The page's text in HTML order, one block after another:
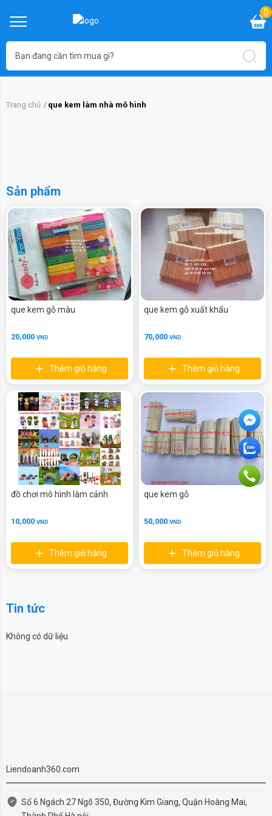
0
Trang chủ que kem làm nhà mô hình
Sản phẩm
que kem gỗ màu
20,000 VND
Thêm giỏ hàng
que kem gỗ xuất khẩu
70,000 VND
Thêm giỏ hàng
đồ chơi mô hình làm cảnh
10,000 VND
Thêm giỏ hàng
que kem gỗ
50,000 VND
Thêm giỏ hàng
Tin tức
Không có dữ liệu
Liendoanh360.com
Số 6 Ngách 27 Ngõ 350, Đường Kim Giang, Quận Hoàng Mai,